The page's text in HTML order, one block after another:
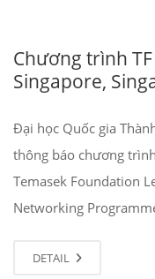
Chương trình
Singapore,
Đại học Quốc gia
thông báo chương
Temasek Foundation
Networking
DETAIL